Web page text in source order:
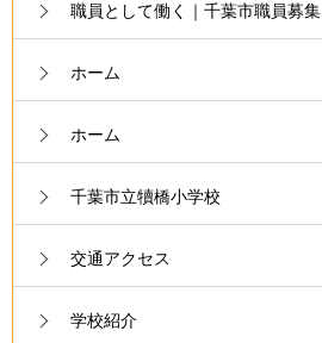
職員として働く｜千葉市職員募集
ホーム
ホーム
千葉市立犢橋小学校
交通アクセス
学校紹介